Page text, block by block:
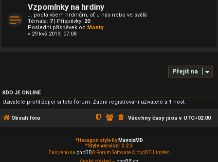
Vzpomínky na hrdiny
... pocta všem hrdinům, ať u nás nebo ve světě
Témata: 7| Příspěvky: 20
Poslední příspěvek od Monty
« 29 kvě 2019, 07:08
Přejít na
KDO JE ONLINE
Uživatelé prohlížející si toto fórum: Žádní registrovaní uživatelé a 1 host
Obsah fóra Všechny časy jsou v UTC+02:00
*Hexagon style by MannixMD
*Style version: 2.2.3
Založeno na phpBB® Forum Software © phpBB Limited